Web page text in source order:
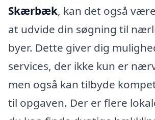
Skærbæk, kan det også
at udvide din søgning til
byer. Dette giver dig
services, der ikke kun er
men også kan tilbyde
til opgaven. Der er flere